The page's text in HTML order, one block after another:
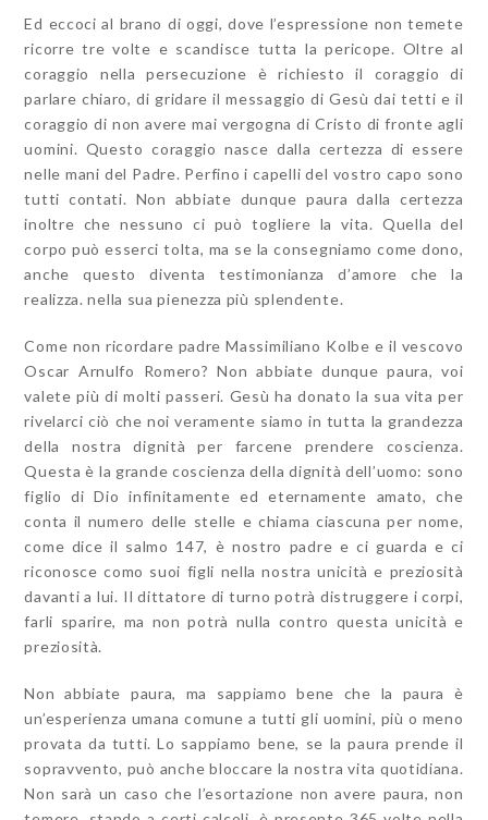
Ed eccoci al brano di oggi, dove l’espressione non temete
ricorre tre volte e scandisce tutta la pericope. Oltre al
coraggio nella persecuzione è richiesto il coraggio di
parlare chiaro, di gridare il messaggio di Gesù dai tetti e il
coraggio di non avere mai vergogna di Cristo di fronte agli
uomini. Questo coraggio nasce dalla certezza di essere
nelle mani del Padre. Perfino i capelli del vostro capo sono
tutti contati. Non abbiate dunque paura dalla certezza
inoltre che nessuno ci può togliere la vita. Quella del
corpo può esserci tolta, ma se la consegniamo come dono,
anche questo diventa testimonianza d’amore che la
realizza. nella sua pienezza più splendente.
Come non ricordare padre Massimiliano Kolbe e il vescovo
Oscar Arnulfo Romero? Non abbiate dunque paura, voi
valete più di molti passeri. Gesù ha donato la sua vita per
rivelarci ciò che noi veramente siamo in tutta la grandezza
della nostra dignità per farcene prendere coscienza.
Questa è la grande coscienza della dignità dell’uomo: sono
figlio di Dio infinitamente ed eternamente amato, che
conta il numero delle stelle e chiama ciascuna per nome,
come dice il salmo 147, è nostro padre e ci guarda e ci
riconosce como suoi figli nella nostra unicità e preziosità
davanti a lui. Il dittatore di turno potrà distruggere i corpi,
farli sparire, ma non potrà nulla contro questa unicità e
preziosità.
Non abbiate paura, ma sappiamo bene che la paura è
un’esperienza umana comune a tutti gli uomini, più o meno
provata da tutti. Lo sappiamo bene, se la paura prende il
sopravvento, può anche bloccare la nostra vita quotidiana.
Non sarà un caso che l’esortazione non avere paura, non